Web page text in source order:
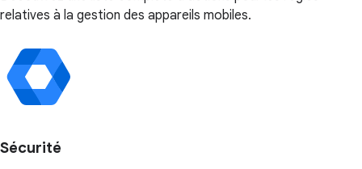
relatives à la gestion des appareils mobiles.
Sécurité